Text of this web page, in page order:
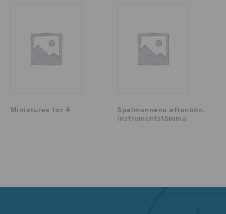
Miniatures for 4
Spelmannens aftonbön,
instrumentstämma